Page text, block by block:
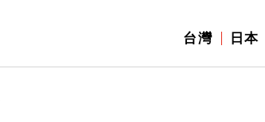
台灣 日本